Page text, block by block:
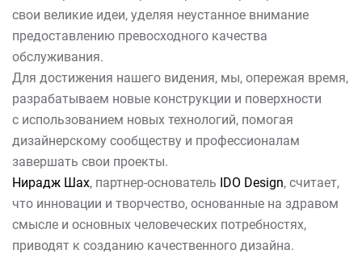
свои великие идеи, уделяя неустанное внимание
предоставлению превосходного качества
обслуживания.
Для достижения нашего видения, мы, опережая время,
разрабатываем новые конструкции и поверхности
с использованием новых технологий, помогая
дизайнерскому сообществу и профессионалам
завершать свои проекты.
Нирадж Шах, партнер-основатель IDO Design, считает,
что инновации и творчество, основанные на здравом
смысле и основных человеческих потребностях,
приводят к созданию качественного дизайна.